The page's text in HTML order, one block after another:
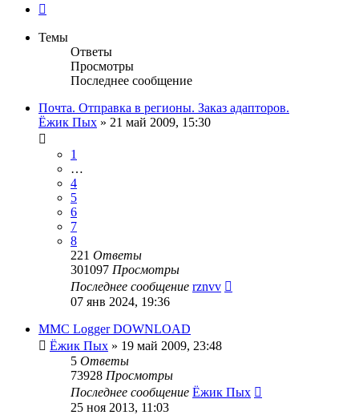
Темы
Ответы
Просмотры
Последнее сообщение
Почта. Отправка в регионы. Заказ адапторов.
Ёжик Пых » 21 май 2009, 15:30
1
…
4
5
6
7
8
221 Ответы
301097 Просмотры
Последнее сообщение rznvv
07 янв 2024, 19:36
MMC Logger DOWNLOAD
Ёжик Пых » 19 май 2009, 23:48
5 Ответы
73928 Просмотры
Последнее сообщение Ёжик Пых
25 ноя 2013, 11:03